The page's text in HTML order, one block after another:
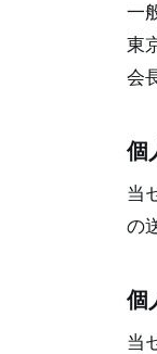
一
東
会
個
当
の
個
当